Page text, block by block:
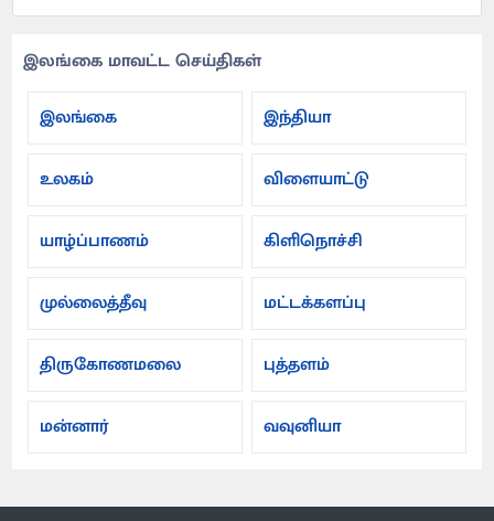
இலங்கை மாவட்ட செய்திகள்
இலங்கை
இந்தியா
உலகம் விளையாட்டு
யாழ்ப்பாணம் கிளிநொச்சி
முல்லைத்தீவு மட்டக்களப்பு
திருகோணமலை புத்தளம்
மன்னார் வவுனியா